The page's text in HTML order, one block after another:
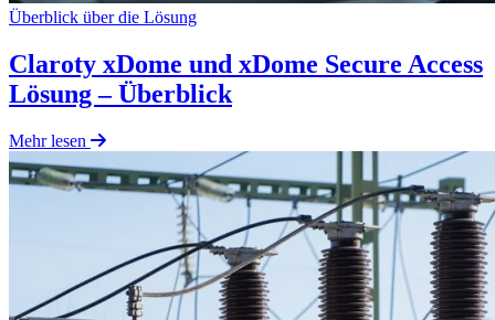
Überblick über die Lösung
Claroty xDome und xDome Secure Access
Lösung – Überblick
Mehr lesen